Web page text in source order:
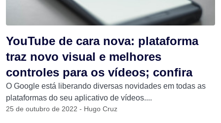
YouTube de cara nova: plataforma
traz novo visual e melhores
controles para os vídeos; confira
O Google está liberando diversas novidades em todas as
plataformas do seu aplicativo de vídeos....
25 de outubro de 2022 - Hugo Cruz